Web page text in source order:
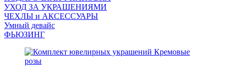
УХОД ЗА УКРАШЕНИЯМИ
ЧEХЛЫ и АКСЕССУАРЫ
Умный девайс
ФЬЮЗИНГ